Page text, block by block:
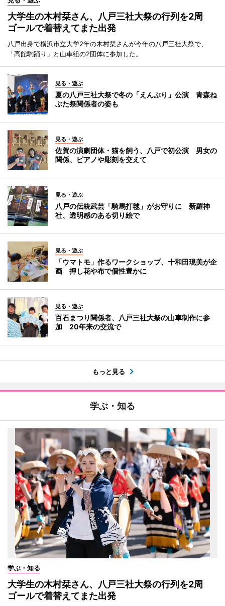
大学生の木村栞さん、八戸三社大祭の行列を2周
ゴールで着替えてまた出発
八戸出身で横浜市立大学2年の木村栞さんが今年の八戸三社大祭で、
「高館駒踊り」と山車組の2団体に参加した。
見る・遊ぶ
夏の八戸三社大祭で冬の「えんぶり」公演 青森ね
ぶた祭関係者の姿も
見る・遊ぶ
佐賀の演劇団体・猫を飼う、八戸で初公演 男女の
関係、ピアノや彫刻を交えて
見る・遊ぶ
八戸の伝統武芸「騎馬打毬」がお守りに 新羅神
社、透明感のある切り絵で
見る・遊ぶ
「ウマトモ」作るワークショップ、十和田現美が企
画 押し花や布で個性豊かに
見る・遊ぶ
百石まつり関係者、八戸三社大祭の山車制作に参
加 20年来の交流で
もっと見る
学ぶ・知る
学ぶ・知る
大学生の木村栞さん、八戸三社大祭の行列を2周
ゴールで着替えてまた出発